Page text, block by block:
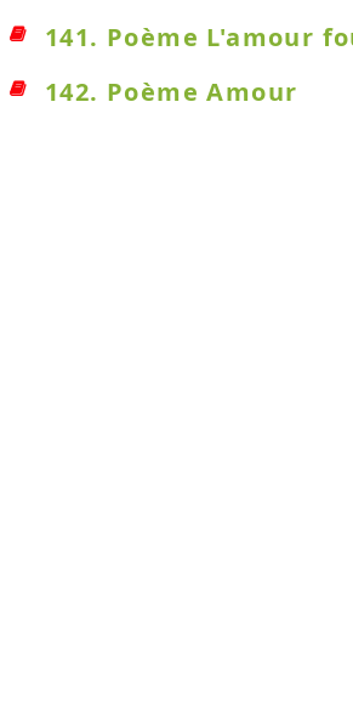
141. Poème L'amour
142. Poème Amour